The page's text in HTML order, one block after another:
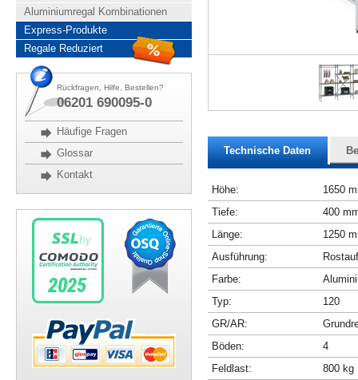
Aluminiumregal Kombinationen
Express-Produkte
Regale Reduziert
Rückfragen, Hilfe, Bestellen?
06201 690095-0
Häufige Fragen
Glossar
Kontakt
Technische Daten
Höhe:
1650
Tiefe:
400
Länge:
1250
Ausführung:
Farbe:
Typ:
120
GR/AR:
Böden:
4
Feldlast:
800 kg